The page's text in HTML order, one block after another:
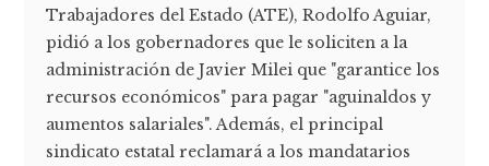
Trabajadores del Estado (ATE), Rodolfo Aguiar,
pidió a los gobernadores que le soliciten a la
administración de Javier Milei que "garantice los
recursos económicos" para pagar "aguinaldos y
aumentos salariales". Además, el principal
sindicato estatal reclamará a los mandatarios